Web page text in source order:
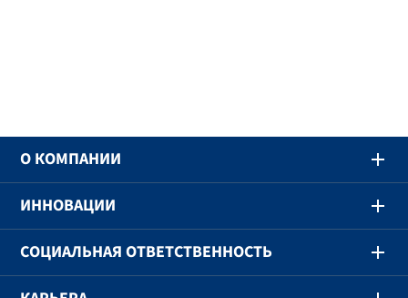
O КОМПАНИИ
ИННОВАЦИИ
СОЦИАЛЬНАЯ ОТВЕТСТВЕННОСТЬ